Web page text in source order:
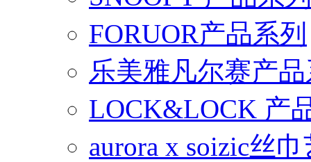
FORUOR产品系列
乐美雅凡尔赛产
LOCK&LOCK 产
aurora x soizic丝